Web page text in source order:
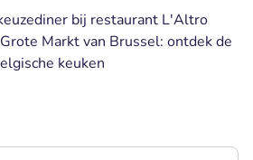
bij restaurant L'Altro
Markt van Brussel: ontdek de
keuken